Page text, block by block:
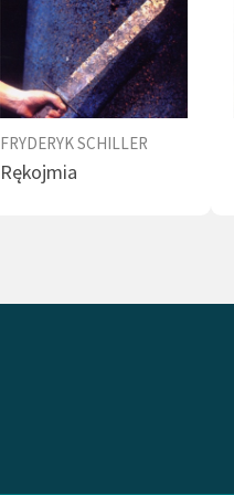
FRYDERYK SCHILLER
Rękojmia